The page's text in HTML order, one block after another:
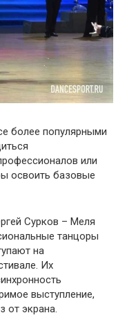
более популярными
или
освоить базовые
Сурков – Меля
танцоры
на
Их
выступление,
от экрана.